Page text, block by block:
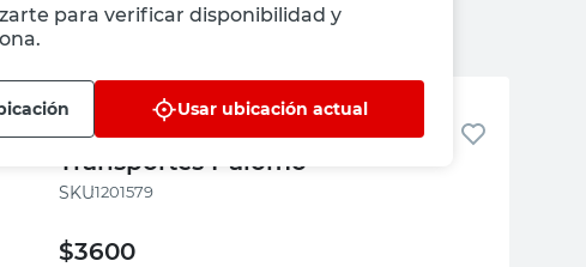
para verificar disponibilidad y
Usar ubicación actual
Transportes Palomo
Bolsa de Piedra 28 Kg
Transportes Palomo
:1201579
$3600